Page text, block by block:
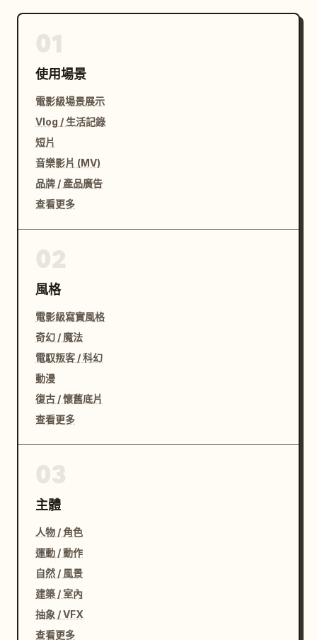
使用場景
電影級場景展示
Vlog / 生活記錄
短片
音樂影片 (MV)
品牌 / 產品廣告
查看更多
風格
電影級寫實風格
奇幻 / 魔法
電馭叛客 / 科幻
動漫
復古 / 懷舊底片
查看更多
主體
人物 / 角色
運動 / 動作
自然 / 風景
建築 / 室內
抽象 / VFX
查看更多